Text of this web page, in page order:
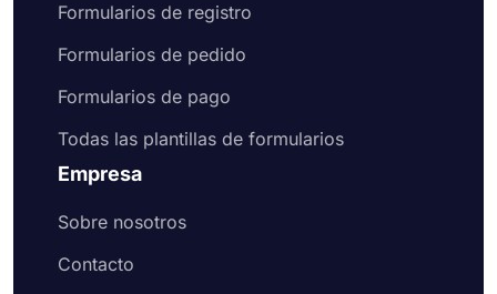
Formularios de registro
Formularios de pedido
Formularios de pago
Todas las plantillas de formularios
Empresa
Sobre nosotros
Contacto